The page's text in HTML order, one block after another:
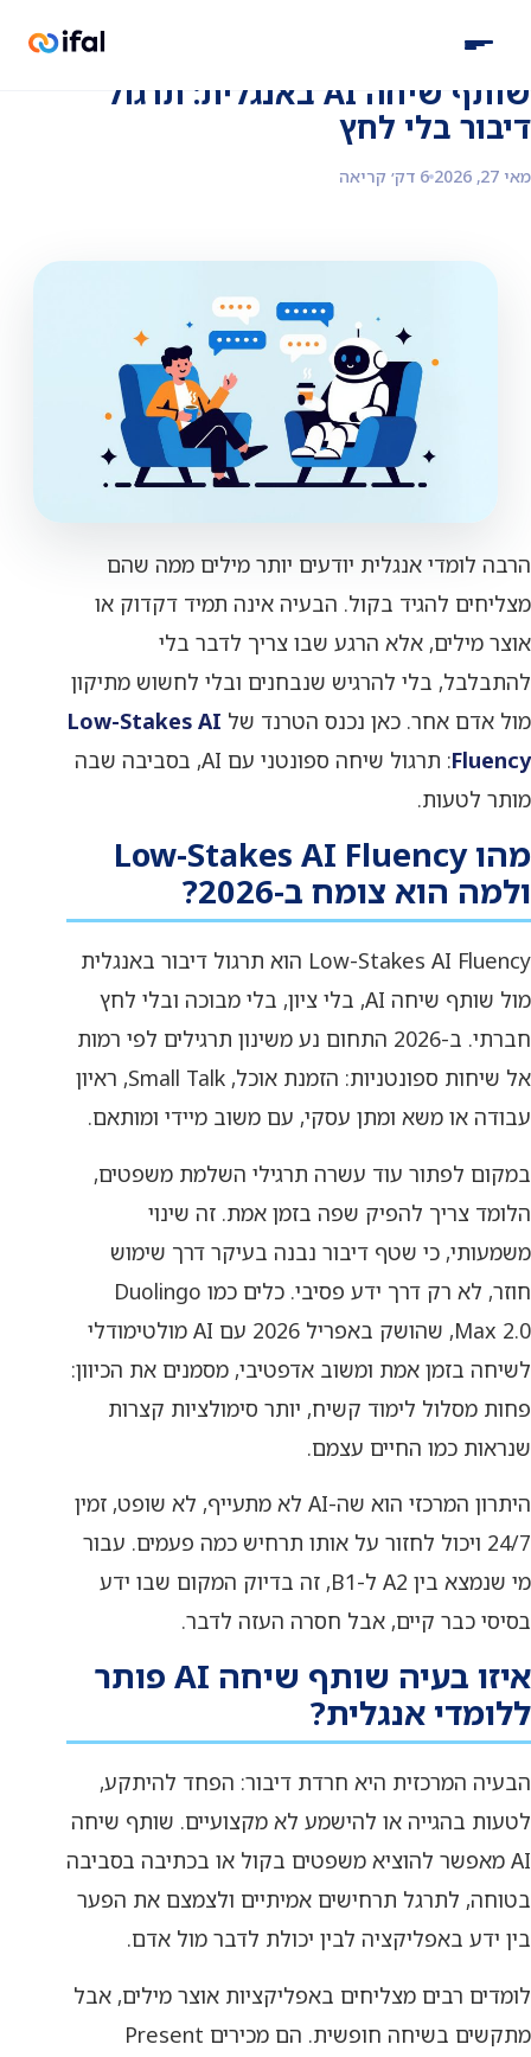
שותף שיחה AI באנגלית: תרגול
דיבור בלי לחץ
מאי 27, 2026 6 דק׳ קריאה
הרבה לומדי אנגלית יודעים יותר מילים ממה שהם
מצליחים להגיד בקול. הבעיה אינה תמיד דקדוק או
אוצר מילים, אלא הרגע שבו צריך לדבר בלי
להתבלבל, בלי להרגיש שנבחנים ובלי לחשוש מתיקון
מול אדם אחר. כאן נכנס הטרנד של Low-Stakes AI
Fluency
: תרגול שיחה ספונטני עם AI, בסביבה שבה
מותר לטעות.
מהו Low-Stakes AI Fluency
ולמה הוא צומח ב-2026?
Low-Stakes AI Fluency הוא תרגול דיבור באנגלית
מול שותף שיחה AI, בלי ציון, בלי מבוכה ובלי לחץ
חברתי. ב-2026 התחום נע משינון תרגילים לפי רמות
אל שיחות ספונטניות: הזמנת אוכל, Small Talk, ראיון
עבודה או משא ומתן עסקי, עם משוב מיידי ומותאם.
במקום לפתור עוד עשרה תרגילי השלמת משפטים,
הלומד צריך להפיק שפה בזמן אמת. זה שינוי
משמעותי, כי שטף דיבור נבנה בעיקר דרך שימוש
חוזר, לא רק דרך ידע פסיבי. כלים כמו Duolingo
Max 2.0, שהושק באפריל 2026 עם AI מולטימודלי
לשיחה בזמן אמת ומשוב אדפטיבי, מסמנים את הכיוון:
פחות מסלול לימוד קשיח, יותר סימולציות קצרות
שנראות כמו החיים עצמם.
היתרון המרכזי הוא שה-AI לא מתעייף, לא שופט, זמין
24/7 ויכול לחזור על אותו תרחיש כמה פעמים. עבור
מי שנמצא בין A2 ל-B1, זה בדיוק המקום שבו ידע
בסיסי כבר קיים, אבל חסרה העזה לדבר.
איזו בעיה שותף שיחה AI פותר
ללומדי אנגלית?
הבעיה המרכזית היא חרדת דיבור: הפחד להיתקע,
לטעות בהגייה או להישמע לא מקצועיים. שותף שיחה
AI מאפשר להוציא משפטים בקול או בכתיבה בסביבה
בטוחה, לתרגל תרחישים אמיתיים ולצמצם את הפער
בין ידע באפליקציה לבין יכולת לדבר מול אדם.
לומדים רבים מצליחים באפליקציות אוצר מילים, אבל
מתקשים בשיחה חופשית. הם מכירים Present